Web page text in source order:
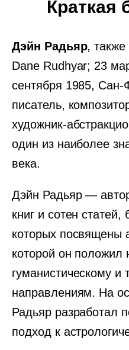
Краткая
Дэйн Радьяр, также
Dane Rudhyar; 23
сентября 1985,
писатель,
художник-
один из наиболее
века.
Дэйн Радьяр —
книг и сотен
которых посвящены
которой он положил
гуманистическому и
направлениям. На
Радьяр разработал
подход к